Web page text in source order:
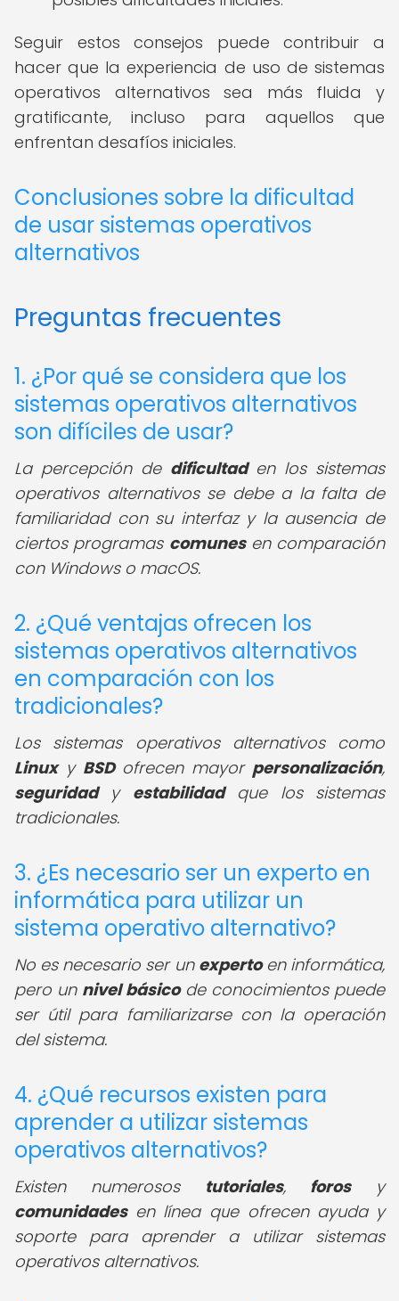
Seguir estos consejos puede contribuir a
hacer que la experiencia de uso de sistemas
operativos alternativos sea más fluida y
gratificante, incluso para aquellos que
enfrentan desafíos iniciales.
Conclusiones sobre la dificultad
de usar sistemas operativos
alternativos
Preguntas frecuentes
1. ¿Por qué se considera que los
sistemas operativos alternativos
son difíciles de usar?
La percepción de dificultaden los sistemas
operativos alternativos se debe a la falta de
familiaridad con su interfaz y la ausencia de
ciertos programas comunesen comparación
con Windows o macOS.
2. ¿Qué ventajas ofrecen los
sistemas operativos alternativos
en comparación con los
tradicionales?
Los sistemas operativos alternativos como
Linuxy BSDofrecen mayor personalización,
seguridady estabilidadque los sistemas
tradicionales.
3. ¿Es necesario ser un experto en
informática para utilizar un
sistema operativo alternativo?
No es necesario ser un expertoen informática,
pero un nivel básicode conocimientos puede
ser útil para familiarizarse con la operación
del sistema.
4. ¿Qué recursos existen para
aprender a utilizar sistemas
operativos alternativos?
Existen numerosos tutoriales, forosy
comunidadesen línea que ofrecen ayuda y
soporte para aprender a utilizar sistemas
operativos alternativos.